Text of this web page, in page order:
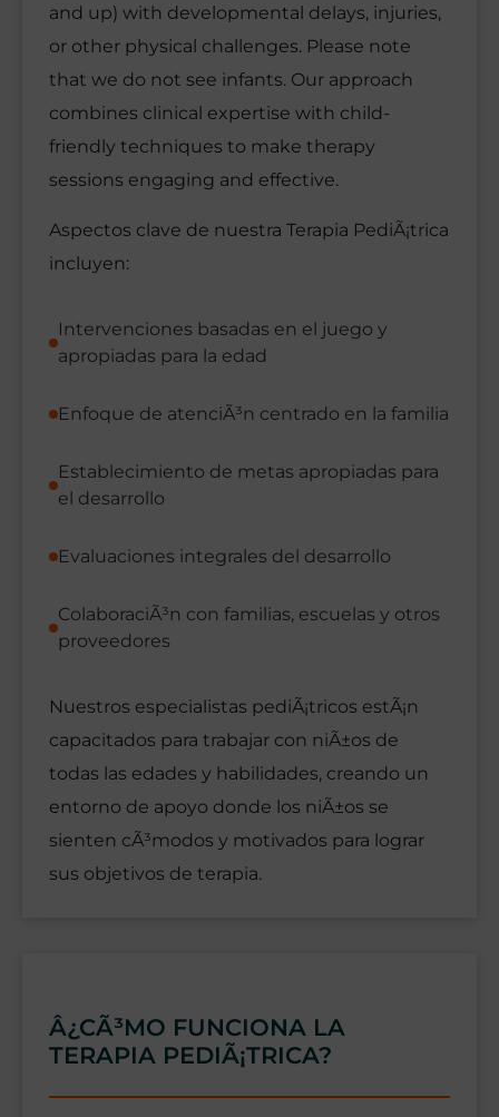
and up) with developmental delays, injuries,
or other physical challenges. Please note
that we do not see infants. Our approach
combines clinical expertise with child-
friendly techniques to make therapy
sessions engaging and effective.
Aspectos clave de nuestra Terapia PediÃ¡trica
incluyen:
Intervenciones basadas en el juego y
apropiadas para la edad
Enfoque de atenciÃ³n centrado en la familia
Establecimiento de metas apropiadas para
el desarrollo
Evaluaciones integrales del desarrollo
ColaboraciÃ³n con familias, escuelas y otros
proveedores
Nuestros especialistas pediÃ¡tricos estÃ¡n
capacitados para trabajar con niÃ±os de
todas las edades y habilidades, creando un
entorno de apoyo donde los niÃ±os se
sienten cÃ³modos y motivados para lograr
sus objetivos de terapia.
Â¿CÃ³MO FUNCIONA LA
TERAPIA PEDIÃ¡TRICA?